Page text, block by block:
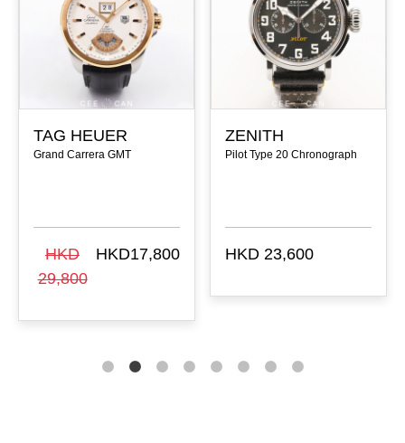
TAG HEUER
Grand Carrera GMT
HKD
29,800
HKD17,800
ZENITH
Pilot Type 20 Chronograph
HKD 23,600